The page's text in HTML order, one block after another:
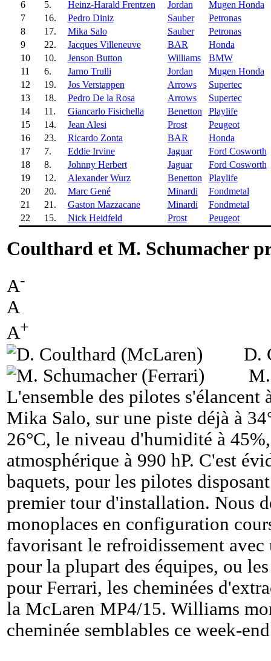
6
5. Heinz-Harald Frentzen Jordan
Mugen Honda
7
16. Pedro Diniz Sauber
Petronas
8
17. Mika Salo Sauber
Petronas
9
22. Jacques Villeneuve BAR
Honda
10
10. Jenson Button Williams
BMW
11
6. Jarno Trulli Jordan
Mugen Honda
12
19. Jos Verstappen Arrows
Supertec
13
18. Pedro De la Rosa Arrows
Supertec
14
11. Giancarlo Fisichella Benetton
Playlife
15
14. Jean Alesi Prost
Peugeot
16
23. Ricardo Zonta BAR
Honda
17
7. Eddie Irvine Jaguar
Ford Cosworth
18
8. Johnny Herbert Jaguar
Ford Cosworth
19
12. Alexander Wurz Benetton
Playlife
20
20. Marc Gené Minardi
Fondmetal
21
21. Gaston Mazzacane Minardi
Fondmetal
22
15. Nick Heidfeld Prost Peugeot
Coulthard et M. Schumacher
A-
A
A+
D.
L'ensemble des pilotes s'élancent
Mika Salo, sur une piste déjà à
26°C, le niveau d'humidité à
atmosphérique à 990 hP. C'est
baquets, pour les pilotes
premier tour d'installation. Nous
monoplaces en configuration
favorisant le refroidissement
pour la plupart des équipes, ou
pour Ferrari, les cheminées
la McLaren MP4/15. Williams
cheminée semblables ce week-